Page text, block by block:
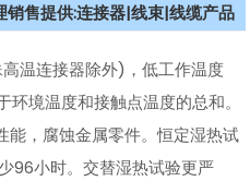
销售提供:连接器|线束|线缆产品
温连接器除外)，低工作温度
境温度和接触点温度的总和。
，腐蚀金属零件。恒定湿热试
96小时。交替湿热试验更严